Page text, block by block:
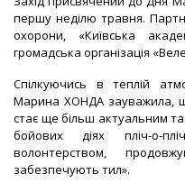
першу неділю травня.
охорони, «Київська
громадська організація
Спілкуючись в теплій
Марина ХОНДА зауважила,
стає ще більш актуальним
бойових діях пліч-о-
волонтерством,
забезпечують тил».